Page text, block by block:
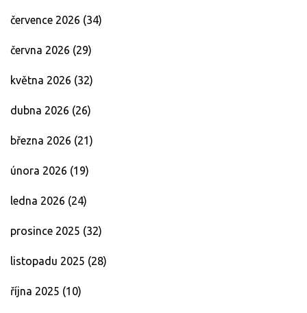
července 2026 (34)
června 2026 (29)
května 2026 (32)
dubna 2026 (26)
března 2026 (21)
února 2026 (19)
ledna 2026 (24)
prosince 2025 (32)
listopadu 2025 (28)
října 2025 (10)